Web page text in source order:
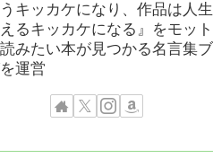
キッカケになり、作品は人生
るキッカケになる』をモット
みたい本が見つかる名言集ブ
運営